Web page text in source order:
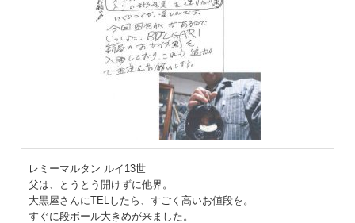
レミーマルタン ルイ13世
父は、とうとう開けずに他界。
大黒屋さんにTELしたら、すごく高いお値段を。
すぐに段ボール大きめが来ました。